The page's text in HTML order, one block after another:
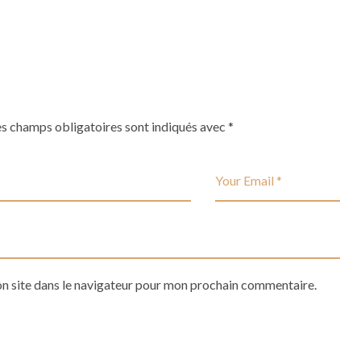
champs obligatoires sont indiqués avec *
site dans le navigateur pour mon prochain commentaire.